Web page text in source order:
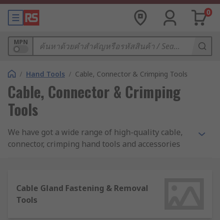
0
MPN
/ Hand Tools / Cable, Connector & Crimping Tools
Cable, Connector & Crimping
Tools
We have got a wide range of high-quality cable,
connector, crimping hand tools and accessories
starting work on a project, it is important to have
the correct tool to achieve a professional result.
Cable Gland Fastening & Removal
Tools